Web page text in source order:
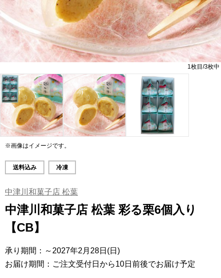
1枚目/3枚中
※画像はイメージです。
送料込み 冷凍
中津川和菓子店 松葉
中津川和菓子店 松葉 彩る栗6個入り
【CB】
承り期間：～2027年2月28日(日)
お届け期間：ご注文受付日から10日前後でお届け予定